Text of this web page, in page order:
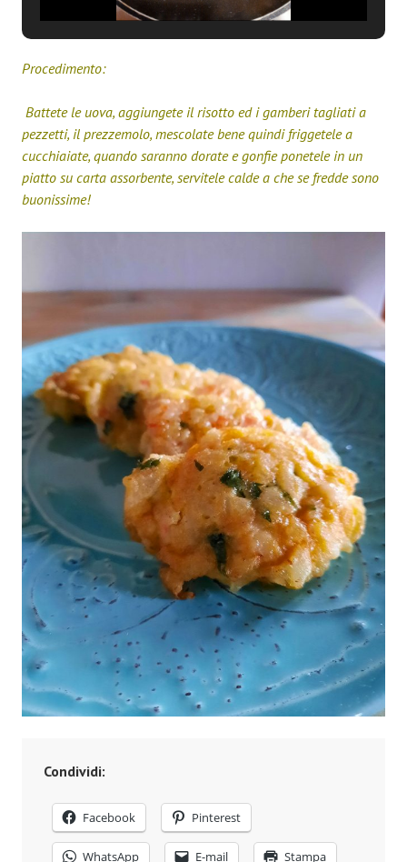
Procedimento:
Battete le uova, aggiungete il risotto ed i gamberi tagliati a
pezzetti, il prezzemolo, mescolate bene quindi friggetele a
cucchiaiate, quando saranno dorate e gonfie ponetele in un
piatto su carta assorbente, servitele calde a che se fredde sono
buonissime!
Condividi:
Facebook Pinterest
WhatsApp E-mail Stampa